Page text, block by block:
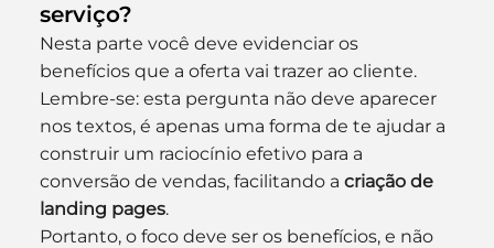
serviço?
Nesta parte você deve evidenciar os
benefícios que a oferta vai trazer ao cliente.
Lembre-se: esta pergunta não deve aparecer
nos textos, é apenas uma forma de te ajudar a
construir um raciocínio efetivo para a
conversão de vendas, facilitando a criação de
landing pages.
Portanto, o foco deve ser os benefícios, e não